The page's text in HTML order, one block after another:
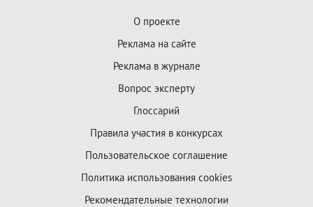
О проекте
Реклама на сайте
Реклама в журнале
Вопрос эксперту
Глоссарий
Правила участия в конкурсах
Пользовательское соглашение
Политика использования cookies
Рекомендательные технологии